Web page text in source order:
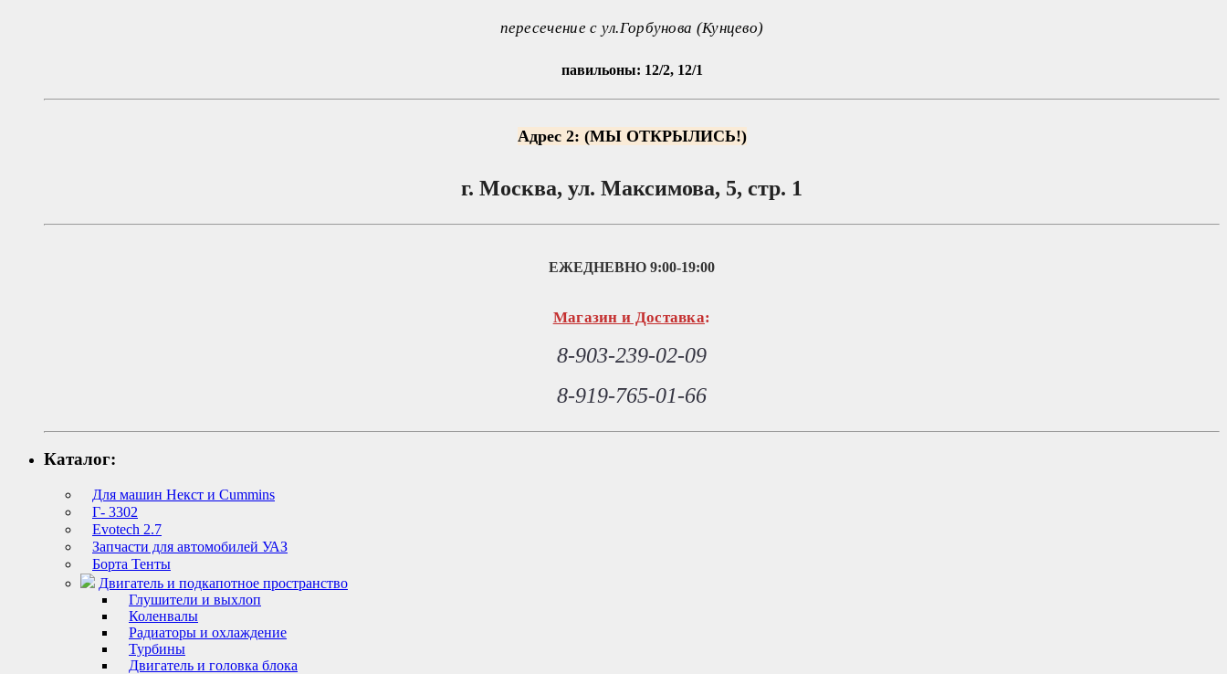
пересечение с ул.Горбунова (Кунцево)
павильоны: 12/2, 12/1
Адрес 2: (МЫ ОТКРЫЛИСЬ!)
г. Москва, ул. Максимова, 5, стр. 1
ЕЖЕДНЕВНО 9:00-19:00
Магазин и Доставка:
8-903-239-02-09
8-919-765-01-66
Каталог:
Для машин Некст и Cummins
Г- 3302
Evotech 2.7
Запчасти для автомобилей УАЗ
Борта Тенты
Двигатель и подкапотное пространство
Глушители и выхлоп
Коленвалы
Радиаторы и охлаждение
Турбины
Двигатель и головка блока